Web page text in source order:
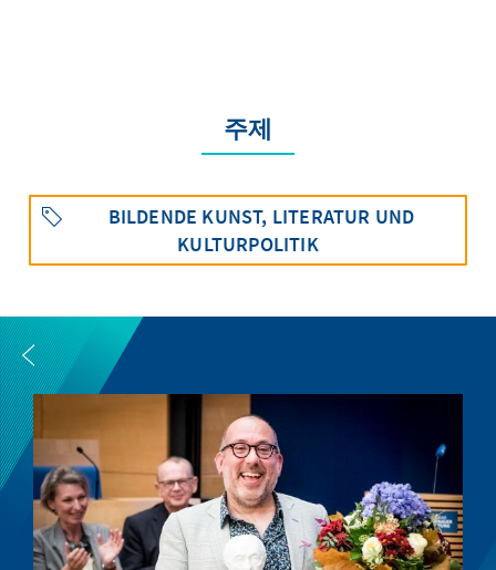
주제
BILDENDE KUNST, LITERATUR UND
KULTURPOLITIK